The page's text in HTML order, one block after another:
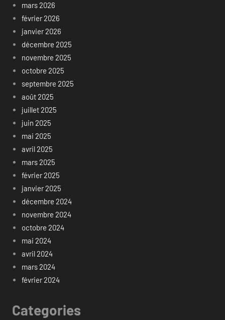
mars 2026
février 2026
janvier 2026
décembre 2025
novembre 2025
octobre 2025
septembre 2025
août 2025
juillet 2025
juin 2025
mai 2025
avril 2025
mars 2025
février 2025
janvier 2025
décembre 2024
novembre 2024
octobre 2024
mai 2024
avril 2024
mars 2024
février 2024
Categories